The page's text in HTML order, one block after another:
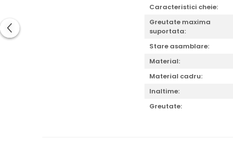
Caracteristici cheie:
Greutate maxima
suportata:
Stare asamblare:
Material:
Material cadru:
Inaltime:
Greutate: